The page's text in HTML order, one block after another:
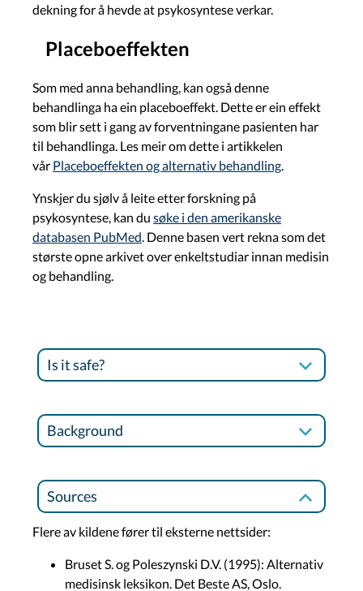
dekning for å hevde at psykosyntese verkar.
Placeboeffekten
Som med anna behandling, kan også denne
behandlinga ha ein placeboeffekt. Dette er ein effekt
som blir sett i gang av forventningane pasienten har
til behandlinga. Les meir om dette i artikkelen
vår Placeboeffekten og alternativ behandling
Ynskjer du sjølv å leite etter forskning på
psykosyntese, kan du søke i den amerikanske
databasen PubMed . Denne basen vert rekna som det
største opne arkivet over enkeltstudiar innan medisin
og behandling.
Is it safe?
Background
Sources
Flere av kildene fører til eksterne nettsider:
Bruset S. og Poleszynski D.V. (1995): Alternativ
medisinsk leksikon. Det Beste AS, Oslo.